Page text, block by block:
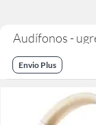
Audífonos -
Envio Plus